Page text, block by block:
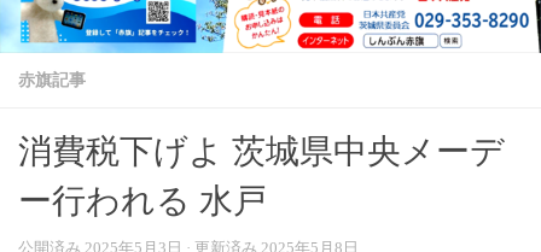
赤旗記事
消費税下げよ 茨城県中央メーデ
ー行われる 水戸
公開済み 2025年5月3日 · 更新済み 2025年5月8日